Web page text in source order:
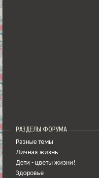
РАЗДЕЛЫ ФОРУМА
Разные темы
Личная жизнь
Дети - цветы жизни!
Здоровье